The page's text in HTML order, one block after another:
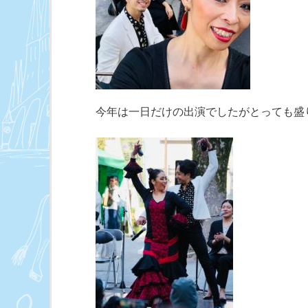
今年は一日だけの出演でしたがとっても盛